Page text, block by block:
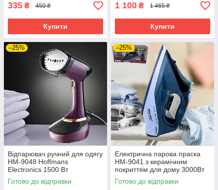
335 ₴ 450 ₴
Купити
1 100 ₴ 1 465 ₴
Купити
–25%
Відпарювач ручний для одягу
HM-9048 Hoffmans
Electronics 1500 Вт
парогенератор праска
вертикальна Фіолетова
Готово до відправки
–25%
Електрична парова праска
HM-9041 з керамічним
покриттям для дому 3000Вт
Праска з відпарювачем
Готово до відправки